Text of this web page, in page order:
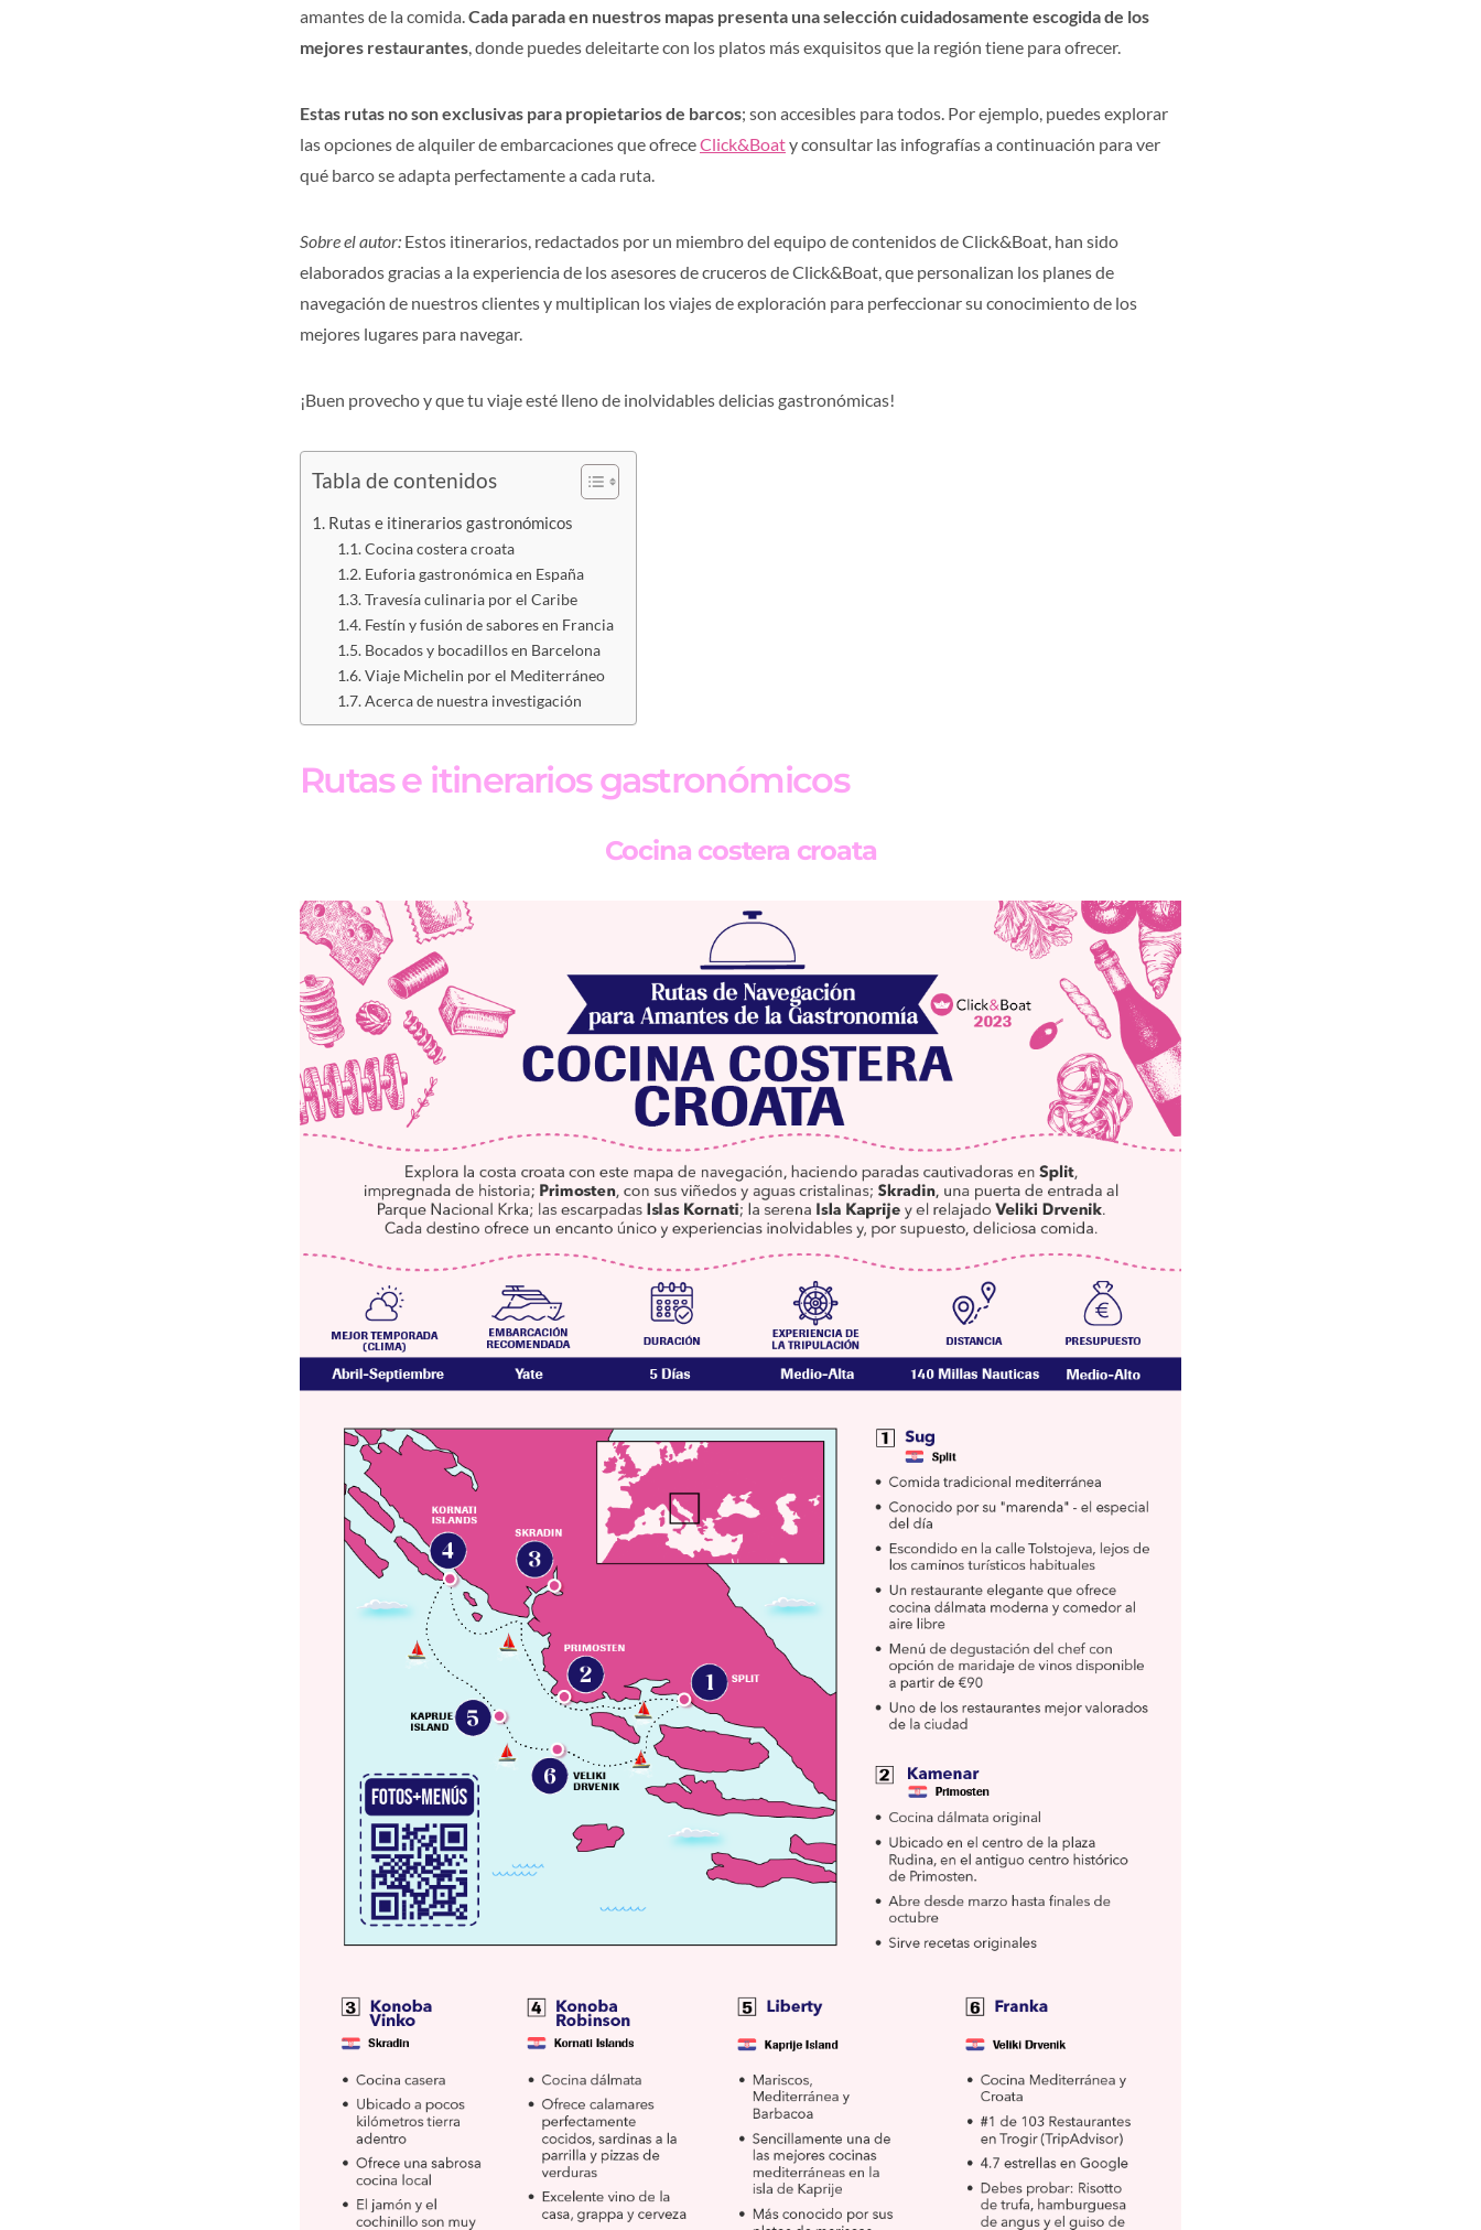
amantes de la comida.Cada parada en nuestros mapas presenta una selección cuidadosamente escogida de los
mejores restaurantes, donde puedes deleitarte con los platos más exquisitos que la región tiene para ofrecer.
Estas rutas no son exclusivas para propietarios de barcos; son accesibles para todos. Por ejemplo, puedes explorar
las opciones de alquiler de embarcaciones que ofreceClick&Boaty consultar las infografías a continuación para ver
qué barco se adapta perfectamente a cada ruta.
Sobre el autor: Estos itinerarios, redactados por un miembro del equipo de contenidos de Click&Boat, han sido
elaborados gracias a la experiencia de los asesores de cruceros de Click&Boat, que personalizan los planes de
navegación de nuestros clientes y multiplican los viajes de exploración para perfeccionar su conocimiento de los
mejores lugares para navegar.
¡Buen provecho y que tu viaje esté lleno de inolvidables delicias gastronómicas!
Tabla de contenidos
Rutas e itinerarios gastronómicos
Cocina costera croata
Euforia gastronómica en España
Travesía culinaria por el Caribe
Festín y fusión de sabores en Francia
Bocados y bocadillos en Barcelona
Viaje Michelin por el Mediterráneo
Acerca de nuestra investigación
Rutas e itinerarios gastronómicos
Cocina costera croata